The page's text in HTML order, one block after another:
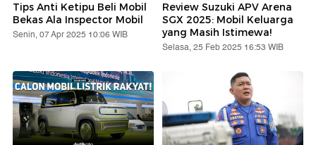
Tips Anti Ketipu Beli Mobil
Bekas Ala Inspector Mobil
Senin, 07 Apr 2025 10:06 WIB
Review Suzuki APV Arena
SGX 2025: Mobil Keluarga
yang Masih Istimewa!
Selasa, 25 Feb 2025 16:53 WIB